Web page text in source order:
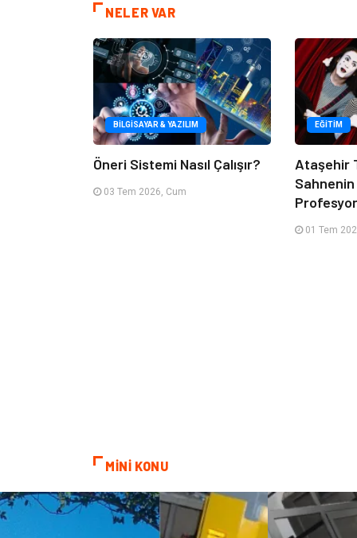
NELER VAR
BILGISAYAR & YAZILIM
Öneri Sistemi Nasıl Çalışır?
03 Tem 2026, Cum
EĞITIM
Ataşehir
01 Tem
MİNİ KONU